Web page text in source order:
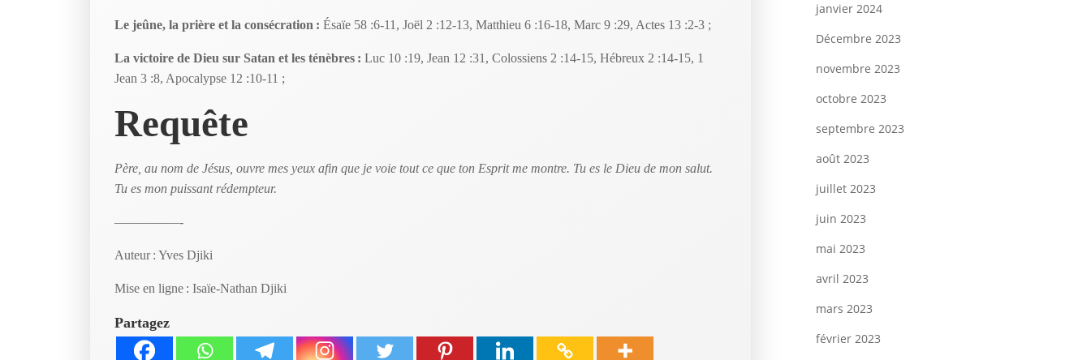
Le jeûne, la prière et la consécration : Ésaïe 58 :6-11, Joël 2 :12-13, Matthieu 6 :16-18, Marc 9 :29, Actes 13 :2-3 ;
La victoire de Dieu sur Satan et les ténèbres : Luc 10 :19, Jean 12 :31, Colossiens 2 :14-15, Hébreux 2 :14-15, 1
Jean 3 :8, Apocalypse 12 :10-11 ;
Requête
Père, au nom de Jésus, ouvre mes yeux afin que je voie tout ce que ton Esprit me montre. Tu es le Dieu de mon salut.
Tu es mon puissant rédempteur.
—————-
Auteur : Yves Djiki
Mise en ligne : Isaïe-Nathan Djiki
Partagez
janvier 2024
Décembre 2023
novembre 2023
octobre 2023
septembre 2023
août 2023
juillet 2023
juin 2023
mai 2023
avril 2023
mars 2023
février 2023